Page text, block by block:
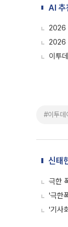
AI 추
2026
2026
이투
#이투데
신태
극한
'극한
'기사